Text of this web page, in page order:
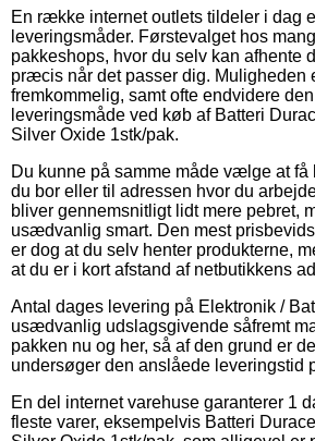
En række internet outlets tildeler i dag
leveringsmåder. Førstevalget hos
pakkeshops, hvor du selv kan afhente
præcis når det passer dig. Muligheden
fremkommelig, samt ofte endvidere
leveringsmåde ved køb af Batteri
Silver Oxide 1stk/pak.
Du kunne på samme måde vælge at få
du bor eller til adressen hvor du
bliver gennemsnitligt lidt mere pebret,
usædvanlig smart. Den mest
er dog at du selv henter produkterne,
at du er i kort afstand af netbutikkens
Antal dages levering på Elektronik /
usædvanlig udslagsgivende såfremt
pakken nu og her, så af den grund er
undersøger den anslåede leveringstid
En del internet varehuse garanterer 1
fleste varer, eksempelvis Batteri